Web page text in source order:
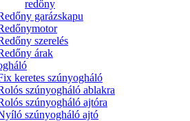
redőny
garázskapu
szerelés
árak
keretes szúnyogháló
szúnyogháló ablakra
szúnyogháló ajtóra
szúnyogháló ajtó